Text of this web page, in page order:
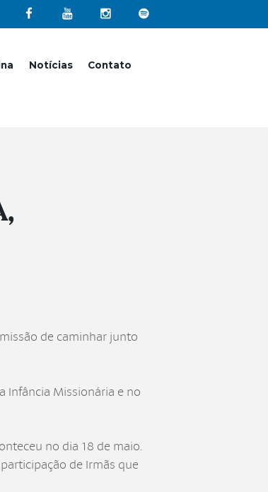
Notícias Contato
de caminhar junto
Infância Missionária e no
no dia 18 de maio.
de Irmãs que